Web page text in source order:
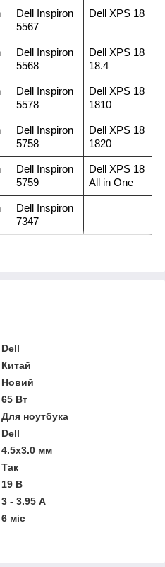
Dell Inspiron
5567
Dell XPS 18
Dell Inspiron
5568
Dell XPS 18
18.4
Dell Inspiron
5578
Dell XPS 18
1810
Dell Inspiron
5758
Dell XPS 18
1820
Dell Inspiron
5759
Dell XPS 18
All in One
Dell Inspiron
7347
Dell
Китай
Новий
65 Вт
Для ноутбука
Dell
4.5x3.0 мм
Так
19 В
3 - 3.95 А
6 міс